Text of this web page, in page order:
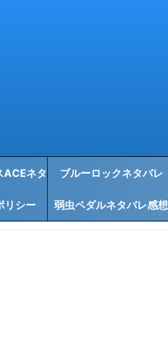
ACEネタ ブルーロックネタバレ
リシー 弱虫ペダルネタバレ感想